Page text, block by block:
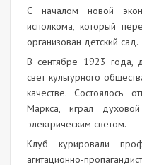
С началом новой
исполкома, который
организован детский сад.
В сентябре 1923 года,
свет культурного
качестве. Состоялось
Маркса, играл
электрическим светом.
Клуб курировали
агитационно-